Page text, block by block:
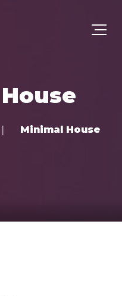
Minimal House